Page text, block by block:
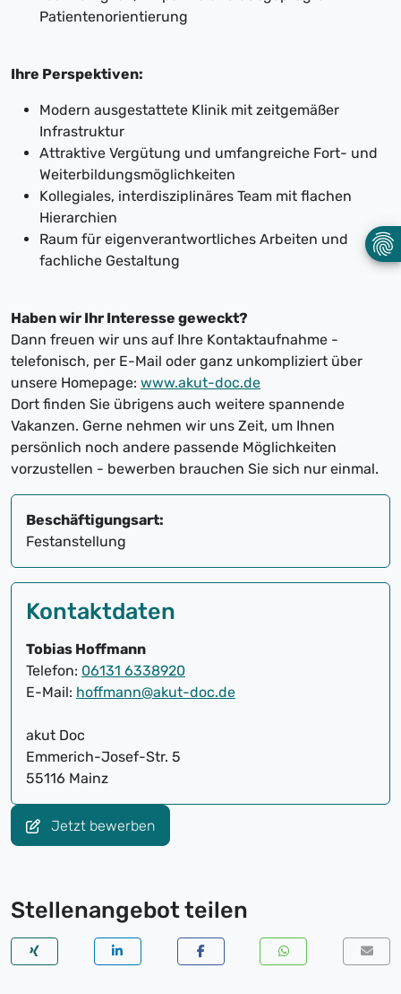
Patientenorientierung
Ihre Perspektiven:
Modern ausgestattete Klinik mit zeitgemäßer
Infrastruktur
Attraktive Vergütung und umfangreiche Fort- und
Weiterbildungsmöglichkeiten
Kollegiales, interdisziplinäres Team mit flachen
Hierarchien
Raum für eigenverantwortliches Arbeiten und
fachliche Gestaltung
Haben wir Ihr Interesse geweckt?
Dann freuen wir uns auf Ihre Kontaktaufnahme -
telefonisch, per E-Mail oder ganz unkompliziert über
unsere Homepage: www.akut-doc.de
Dort finden Sie übrigens auch weitere spannende
Vakanzen. Gerne nehmen wir uns Zeit, um Ihnen
persönlich noch andere passende Möglichkeiten
vorzustellen - bewerben brauchen Sie sich nur einmal.
Beschäftigungsart:
Festanstellung
Kontaktdaten
Tobias Hoffmann
Telefon: 06131 6338920
E-Mail: hoffmann@akut-doc.de
akut Doc
Emmerich-Josef-Str. 5
55116 Mainz
Jetzt bewerben
Stellenangebot teilen